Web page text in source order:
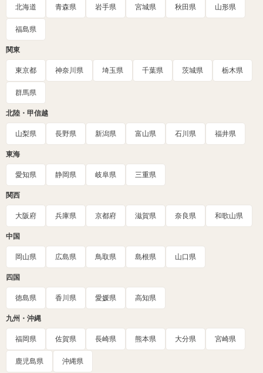
北海道 青森県 岩手県 宮城県 秋田県 山形県
福島県
関東
東京都 神奈川県 埼玉県 千葉県 茨城県 栃木県
群馬県
北陸・甲信越
山梨県 長野県 新潟県 富山県 石川県 福井県
東海
愛知県 静岡県 岐阜県 三重県
関西
大阪府 兵庫県 京都府 滋賀県 奈良県 和歌山県
中国
岡山県 広島県 鳥取県 島根県 山口県
四国
徳島県 香川県 愛媛県 高知県
九州・沖縄
福岡県 佐賀県 長崎県 熊本県 大分県 宮崎県
鹿児島県 沖縄県